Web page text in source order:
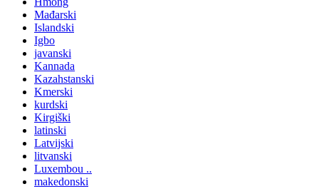
Mađarski
Islandski
Igbo
javanski
Kannada
Kazahstanski
Kmerski
kurdski
Kirgiški
latinski
Latvijski
litvanski
Luxembou ..
makedonski